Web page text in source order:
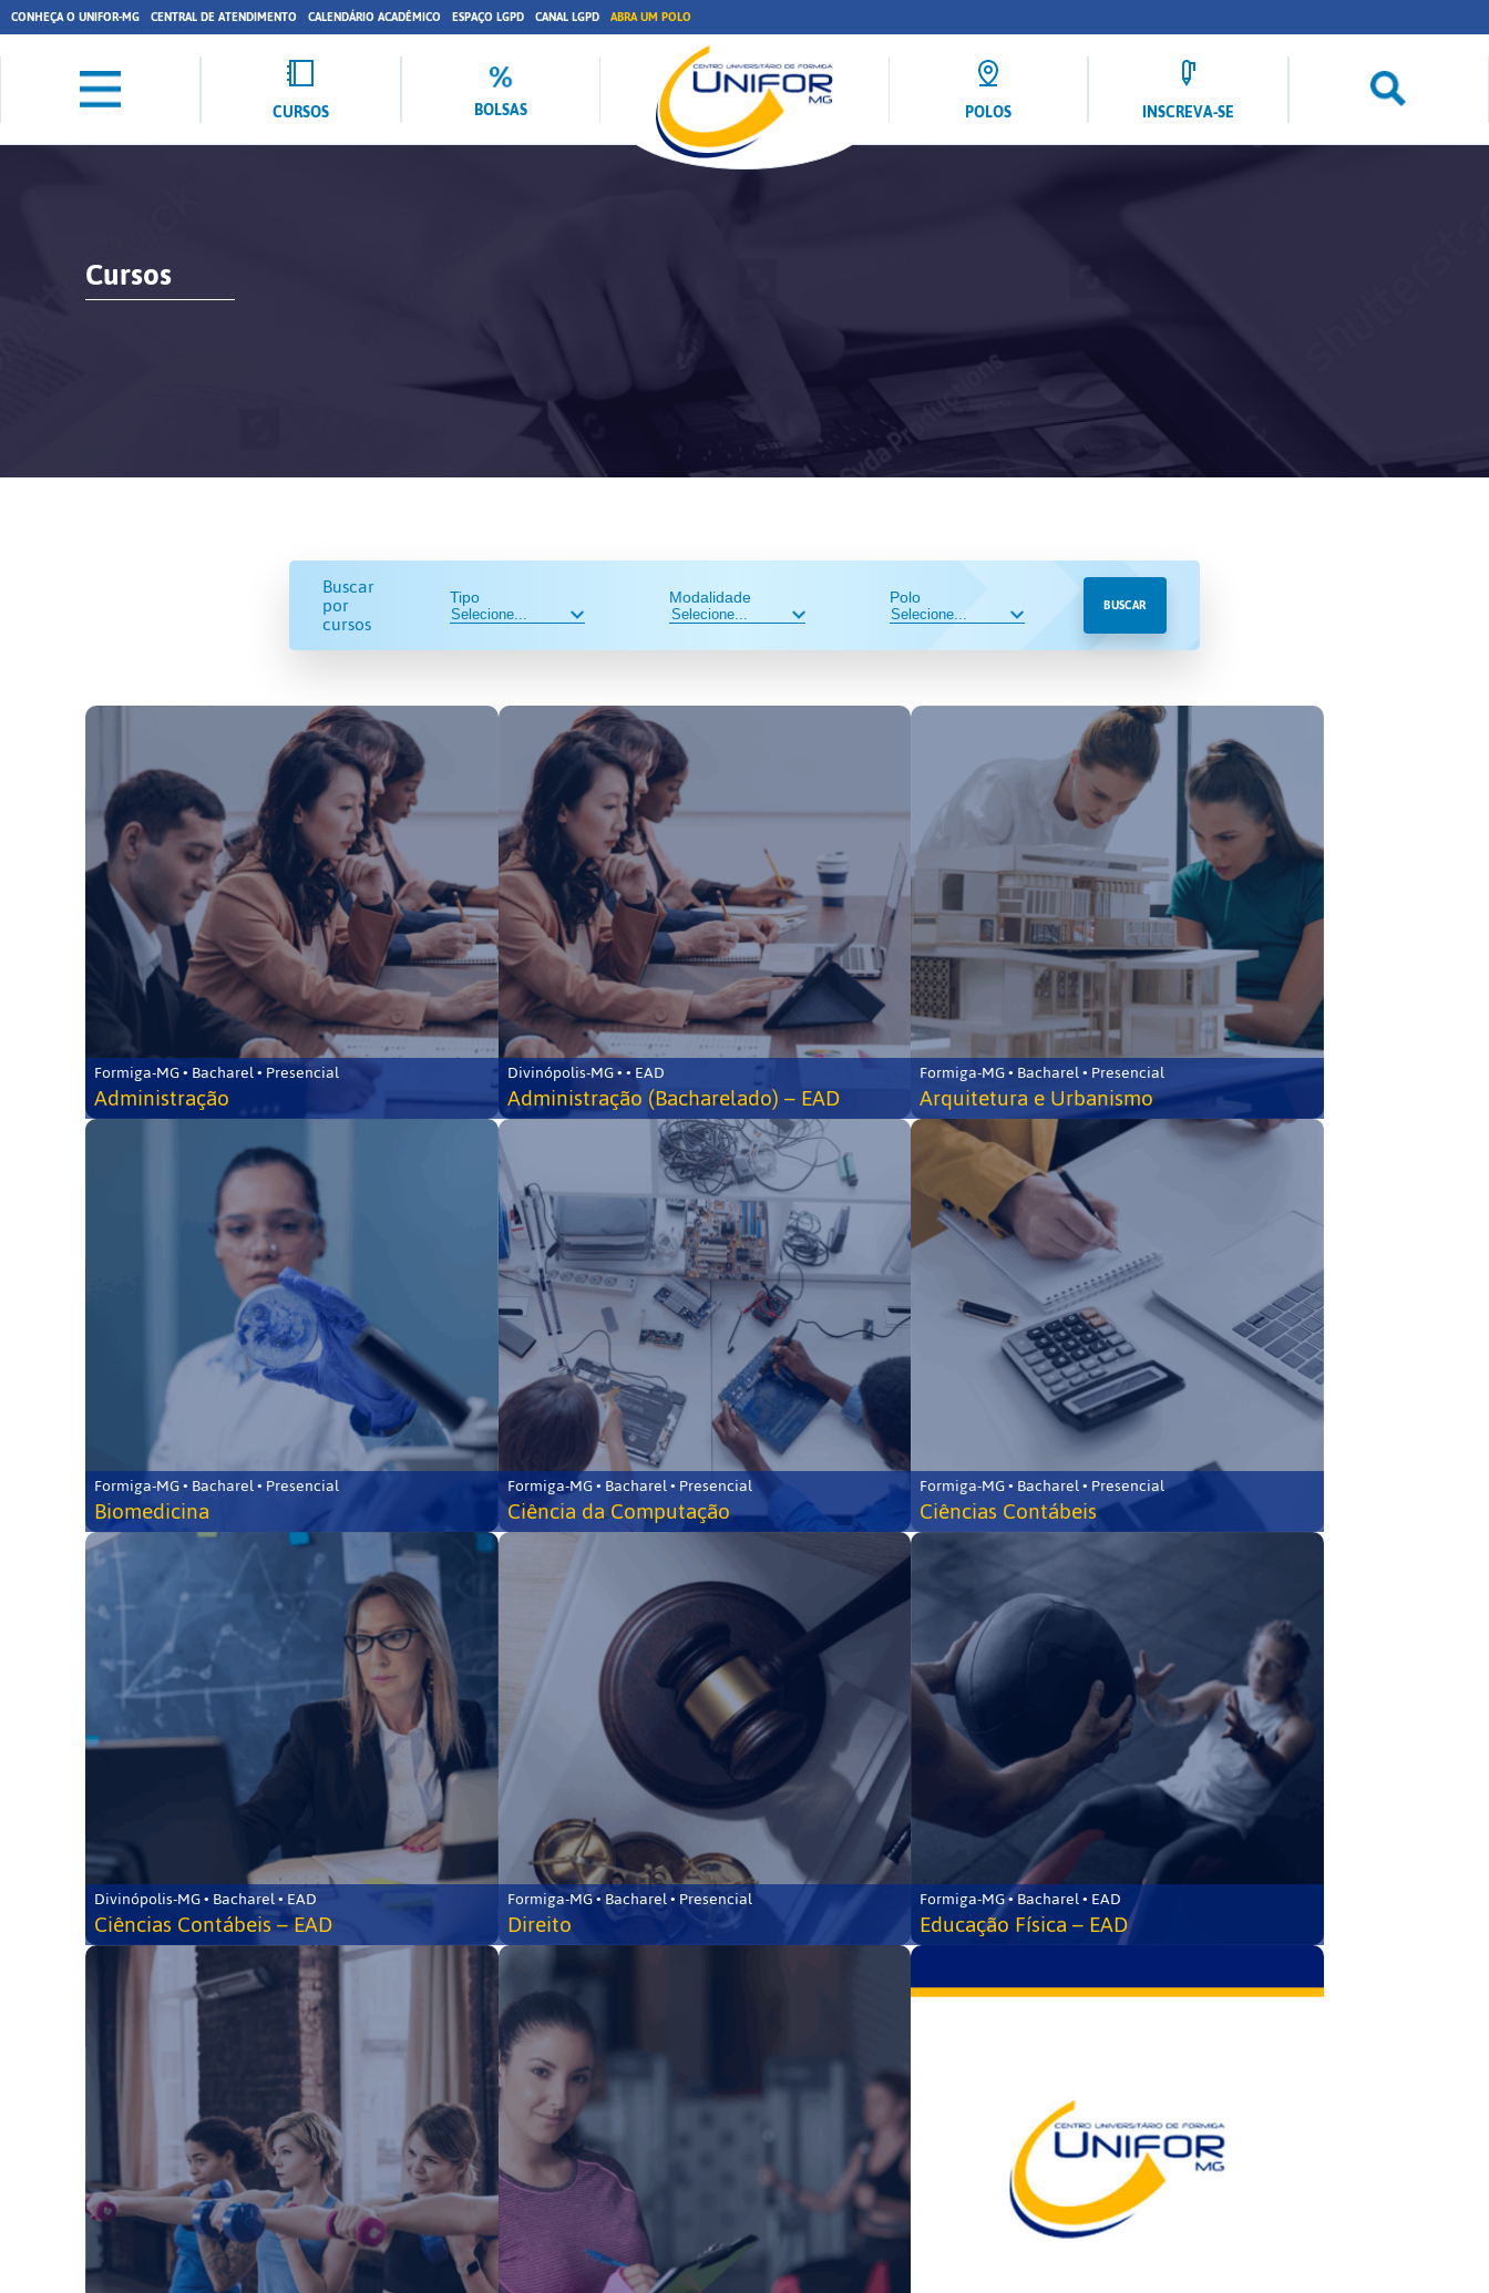
CONHEÇA O UNIFOR-MG CENTRAL DE ATENDIMENTO CALENDÁRIO ACADÊMICO ESPAÇO LGPD CANAL LGPD ABRA UM POLO
CURSOS BOLSAS POLOS INSCREVA-SE
Cursos
Buscar
por
cursos
Tipo Modalidade Polo BUSCAR
Formiga-MG • Bacharel • Presencial
Administração
Divinópolis-MG • • EAD
Administração (Bacharelado) – EAD
Formiga-MG • Bacharel • Presencial
Arquitetura e Urbanismo
Formiga-MG • Bacharel • Presencial
Biomedicina
Formiga-MG • Bacharel • Presencial
Ciência da Computação
Formiga-MG • Bacharel • Presencial
Ciências Contábeis
Divinópolis-MG • Bacharel • EAD
Ciências Contábeis – EAD
Formiga-MG • Bacharel • Presencial
Direito
Formiga-MG • Bacharel • EAD
Educação Física – EAD